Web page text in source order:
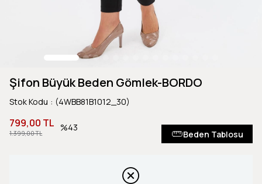
Şifon Büyük Beden Gömlek-BORDO
Stok Kodu (4WBB81B1012_30)
1.399,00 TL
799,00 TL 43
Beden Tablosu